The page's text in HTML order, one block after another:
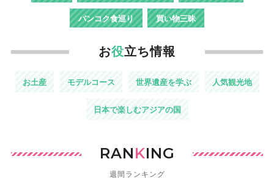
バンコク食巡り 買い物三昧
お役立ち情報
お土産 モデルコース 世界遺産を学ぶ 人気観光地
日本で楽しむアジアの国
RANKING
週間ランキング